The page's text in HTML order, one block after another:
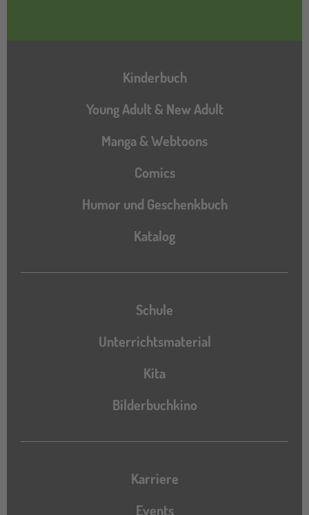
Hauptnavigation
Kinderbuch
Young Adult & New Adult
Manga & Webtoons
Comics
Humor und Geschenkbuch
Katalog
Katalog
Schule
Unterrichtsmaterial
Kita
Bilderbuchkino
Karriere
Events